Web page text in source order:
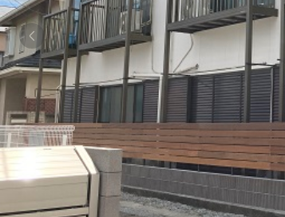
シャーメゾンとは シャーメゾン
動画ギャラリー ShaMaison